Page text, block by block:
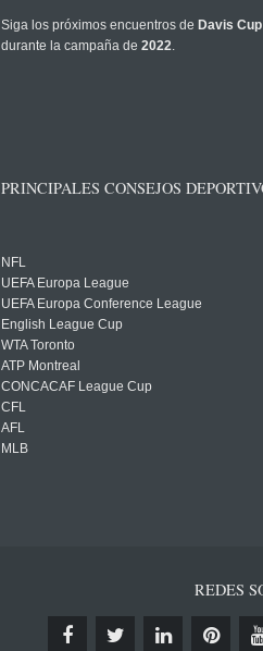
Siga los próximos encuentros de Davis
durante la campaña de 2022.
PRINCIPALES CONSEJOS
NFL
UEFA Europa League
UEFA Europa Conference League
English League Cup
WTA Toronto
ATP Montreal
CONCACAF League Cup
CFL
AFL
MLB
REDES